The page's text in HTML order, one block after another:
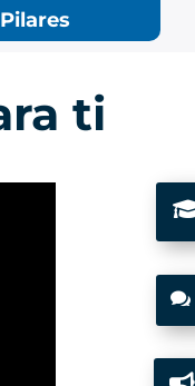
Pilares
ti